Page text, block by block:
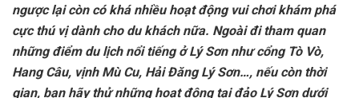
ngược lại còn có khá nhiều hoạt động vui chơi khám phá
cực thú vị dành cho du khách nữa. Ngoài đi tham quan
những điểm du lịch nổi tiếng ở Lý Sơn như cổng Tò Vò,
Hang Câu, vịnh Mù Cu, Hải Đăng Lý Sơn…, nếu còn thời
gian, bạn hãy thử những hoạt động tại đảo Lý Sơn dưới